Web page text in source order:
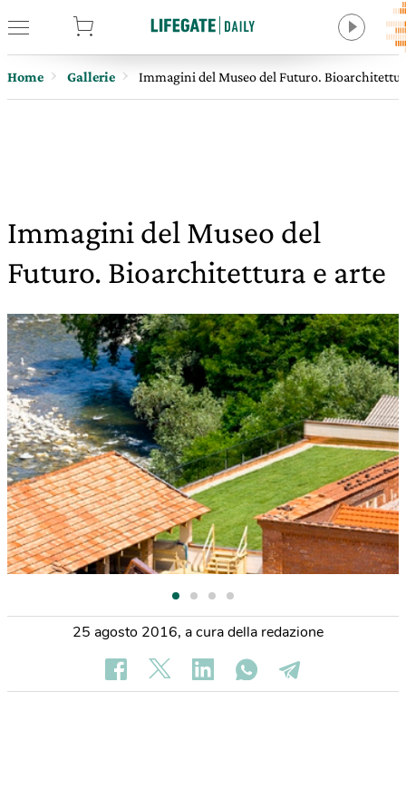
Home Gallerie Immagini del Museo del Futuro.
Immagini del Museo del
Futuro. Bioarchitettura e arte
25 agosto 2016, a cura della redazione